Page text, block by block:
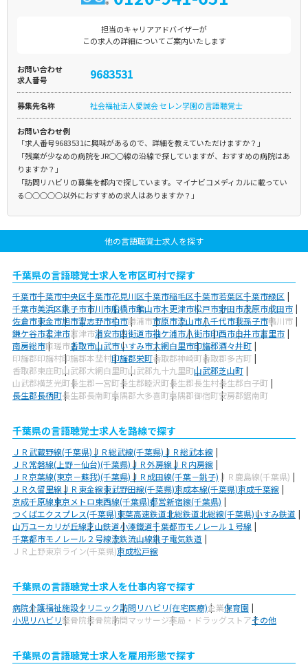
担当のキャリアアドバイザーが
この求人の詳細についてご案内いたします
お問い合わせ
求人番号
9683531
募集先名称 社会福祉法人愛誠会 セレン学園の言語聴覚士
お問い合わせ例
「求人番号9683531に興味があるので、詳細を教えていただけますか？」
「残業が少なめの病院をJR○○線の沿線で探していますが、おすすめの病院はあ
りますか？」
「訪問リハビリの募集を都内で探しています。マイナビコメディカルに載ってい
る○○○○○以外におすすめの求人はありますか？」
他の言語聴覚士求人を探す
千葉県の言語聴覚士求人を市区町村で探す
千葉市千葉市中央区千葉市花見川区千葉市稲毛区千葉市若葉区千葉市緑区
千葉市美浜区銚子市市川市船橋市館山市木更津市松戸市野田市茂原市成田市
佐倉市東金市旭市習志野市柏市勝浦市市原市流山市八千代市我孫子市鴨川市
鎌ケ谷市君津市富津市浦安市四街道市袖ケ浦市八街市印西市白井市富里市
南房総市匝瑳市香取市山武市いすみ市大網白里市印旛郡酒々井町
印旛郡印旛村印旛郡本埜村印旛郡栄町香取郡神崎町香取郡多古町
香取郡東庄町山武郡大網白里町山武郡九十九里町山武郡芝山町
山武郡横芝光町長生郡一宮町長生郡睦沢町長生郡長生村長生郡白子町
長生郡長柄町長生郡長南町夷隅郡大多喜町夷隅郡御宿町安房郡鋸南町
千葉県の言語聴覚士求人を路線で探す
ＪＲ武蔵野線(千葉県)ＪＲ総武線(千葉県)ＪＲ総武本線
ＪＲ常磐線(上野－仙台)(千葉県)ＪＲ外房線ＪＲ内房線
ＪＲ京葉線(東京－蘇我)(千葉県)ＪＲ成田線(千葉－銚子) ＪＲ鹿島線(千葉県)
ＪＲ久留里線ＪＲ東金線東武野田線(千葉県)京成本線(千葉県)京成千葉線
京成千原線東京メトロ東西線(千葉県)都営新宿線(千葉県)
つくばエクスプレス(千葉県)東葉高速鉄道北総鉄道北総線(千葉県)いすみ鉄道
山万ユーカリが丘線芝山鉄道小湊鐵道千葉都市モノレール１号線
千葉都市モノレール２号線流鉄流山線銚子電気鉄道
ＪＲ上野東京ライン(千葉県)京成松戸線
千葉県の言語聴覚士求人を仕事内容で探す
病院介護福祉施設クリニック訪問リハビリ(在宅医療)企業保育園
小児リハビリ整骨院接骨院訪問マッサージ薬局・ドラッグストアその他
千葉県の言語聴覚士求人を雇用形態で探す